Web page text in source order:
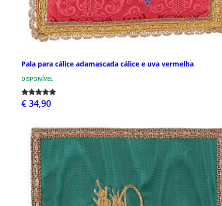
Pala para cálice adamascada cálice e uva vermelha
DISPONÍVEL
€ 34,90